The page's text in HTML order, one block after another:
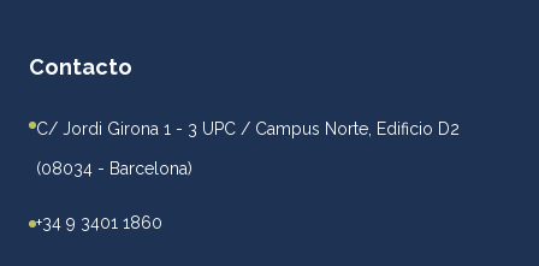
Contacto
C/ Jordi Girona 1 - 3 UPC / Campus Norte, Edificio D2
(08034 - Barcelona)
+34 9 3401 1860